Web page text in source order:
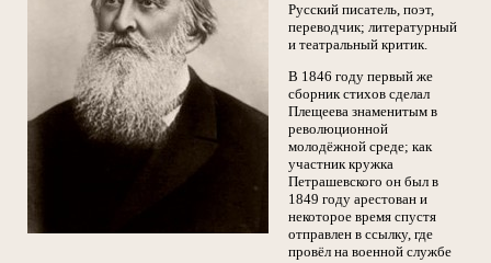
Русский писатель, поэт,
переводчик; литературный
и театральный критик.
В 1846 году первый же
сборник стихов сделал
Плещеева знаменитым в
революционной
молодёжной среде; как
участник кружка
Петрашевского он был в
1849 году арестован и
некоторое время спустя
отправлен в ссылку, где
провёл на военной службе